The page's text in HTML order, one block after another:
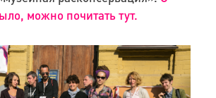
можно почитать тут.